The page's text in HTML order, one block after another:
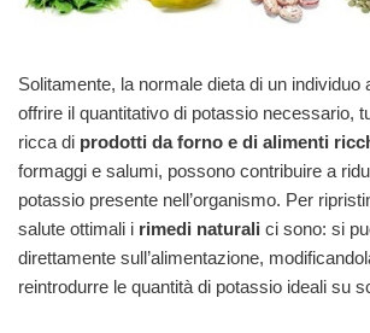
Solitamente, la normale dieta di un individuo
offrire il quantitativo di potassio necessario,
ricca di prodotti da forno e di alimenti
formaggi e salumi, possono contribuire a
potassio presente nell’organismo. Per
salute ottimali i rimedi naturali ci sono: si
direttamente sull’alimentazione,
reintrodurre le quantità di potassio ideali su